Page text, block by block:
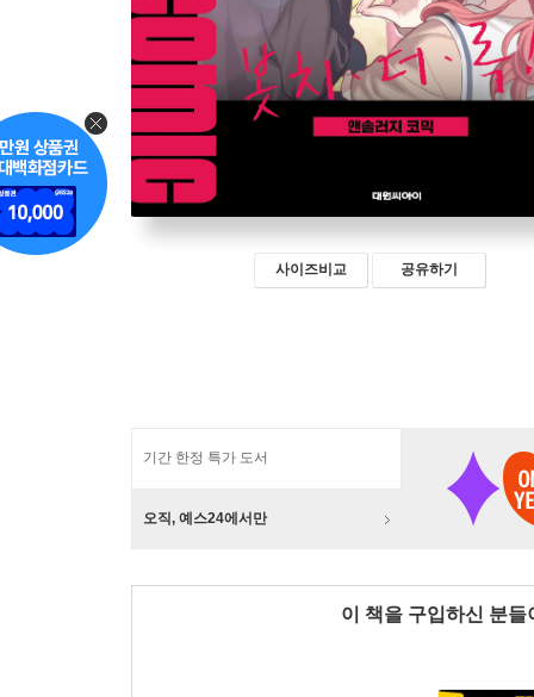
사이즈비교 공유하기
기간 한정 특가 도서
오직, 예스24에서만
이 책을 구입하신 분